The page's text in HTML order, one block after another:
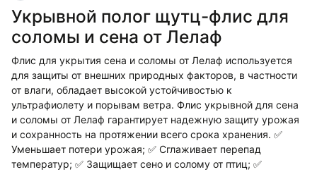
Укрывной полог щутц-флис для
соломы и сена от Лелаф
Флис для укрытия сена и соломы от Лелаф используется
для защиты от внешних природных факторов, в частности
от влаги, обладает высокой устойчивостью к
ультрафиолету и порывам ветра. Флис укрывной для сена
и соломы от Лелаф гарантирует надежную защиту урожая
и сохранность на протяжении всего срока хранения. ✅
Уменьшает потери урожая; ✅ Сглаживает перепад
температур; ✅ Защищает сено и солому от птиц; ✅